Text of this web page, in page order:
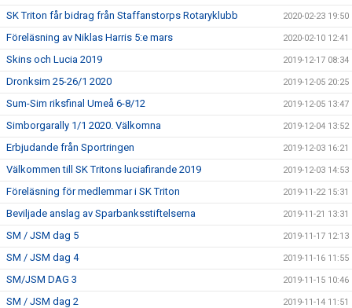
SK Triton får bidrag från Staffanstorps Rotaryklubb 2020-02-23 19:50
Föreläsning av Niklas Harris 5:e mars 2020-02-10 12:41
Skins och Lucia 2019 2019-12-17 08:34
Dronksim 25-26/1 2020 2019-12-05 20:25
Sum-Sim riksfinal Umeå 6-8/12 2019-12-05 13:47
Simborgarally 1/1 2020. Välkomna 2019-12-04 13:52
Erbjudande från Sportringen 2019-12-03 16:21
Välkommen till SK Tritons luciafirande 2019 2019-12-03 14:53
Föreläsning för medlemmar i SK Triton 2019-11-22 15:31
Beviljade anslag av Sparbanksstiftelserna 2019-11-21 13:31
SM / JSM dag 5 2019-11-17 12:13
SM / JSM dag 4 2019-11-16 11:55
SM/JSM DAG 3 2019-11-15 10:46
SM / JSM dag 2 2019-11-14 11:51